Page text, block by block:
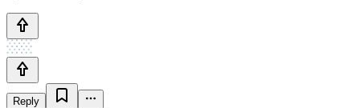
Reply